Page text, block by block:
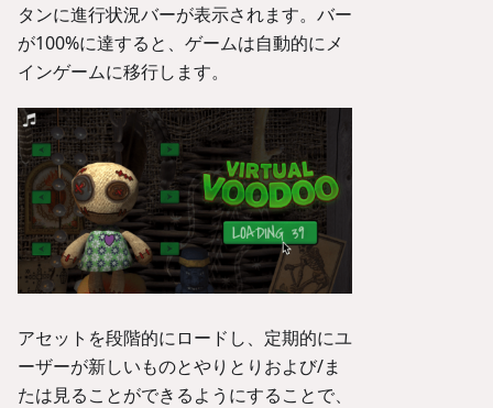
タンに進行状況バーが表示されます。バー
が100%に達すると、ゲームは自動的にメ
インゲームに移行します。
アセットを段階的にロードし、定期的にユ
ーザーが新しいものとやりとりおよび/ま
たは見ることができるようにすることで、